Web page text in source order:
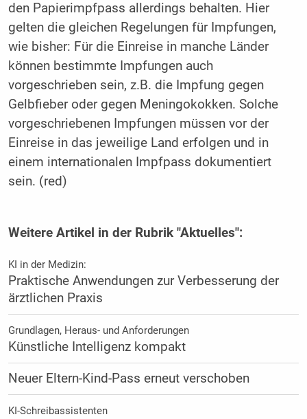
den Papierimpfpass allerdings behalten. Hier
gelten die gleichen Regelungen für Impfungen,
wie bisher: Für die Einreise in manche Länder
können bestimmte Impfungen auch
vorgeschrieben sein, z.B. die Impfung gegen
Gelbfieber oder gegen Meningokokken. Solche
vorgeschriebenen Impfungen müssen vor der
Einreise in das jeweilige Land erfolgen und in
einem internationalen Impfpass dokumentiert
sein. (red)
Weitere Artikel in der Rubrik "Aktuelles":
KI in der Medizin:
Praktische Anwendungen zur Verbesserung der
ärztlichen Praxis
Grundlagen, Heraus- und Anforderungen
Künstliche Intelligenz kompakt
Neuer Eltern-Kind-Pass erneut verschoben
KI-Schreibassistenten